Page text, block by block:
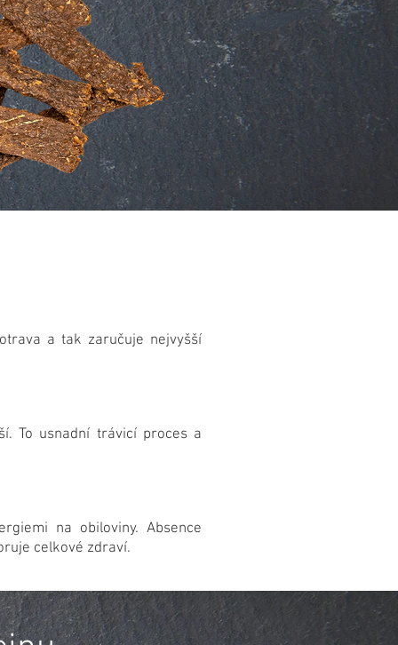
a tak zaručuje nejvyšší
To usnadní trávicí proces a
na obiloviny. Absence
celkové zdraví.